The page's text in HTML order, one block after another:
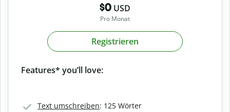
$0 USD
Pro Monat
Registrieren
Features* you’ll love:
Text umschreiben: 125 Wörter